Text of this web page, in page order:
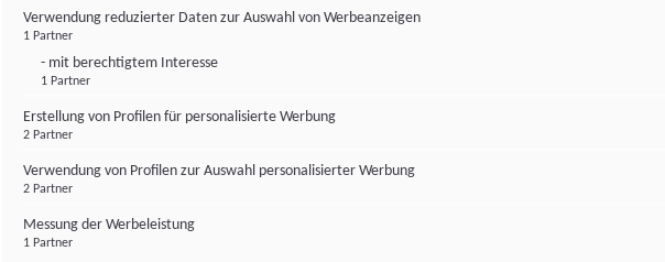
Verwendung reduzierter Daten zur Auswahl von Werbeanzeigen
1 Partner
- mit berechtigtem Interesse
1 Partner
Erstellung von Profilen für personalisierte Werbung
2 Partner
Verwendung von Profilen zur Auswahl personalisierter Werbung
2 Partner
Messung der Werbeleistung
1 Partner